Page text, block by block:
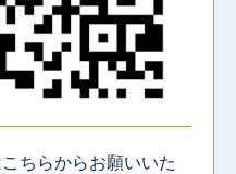
ちらからお願いいた